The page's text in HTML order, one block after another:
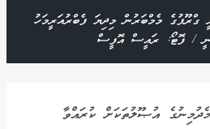
މެމްބަރުން މިދިޔަ ފެބްރުއަރީމަހު
/ ފޮޓޯ: ރައީސް އޮފީސް
އުޞޫލުތަކަށް ކުރައްވާ